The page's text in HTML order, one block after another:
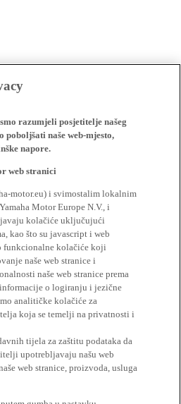
razumjeli posjetitelje našeg
poboljšati naše web-mjesto,
napore.
web stranici
motor.eu) i svimostalim lokalnim
Motor Europe N.V., i
kolačiće uključujući
kao što su javascript i web
funkcionalne kolačiće koji
naše web stranice i
naše web stranice prema
o logiranju i jezične
analitičke kolačiće za
koja se temelji na privatnosti i
tijela za zaštitu podataka da
upotrebljavaju našu web
web stranice, proizvoda, usluga